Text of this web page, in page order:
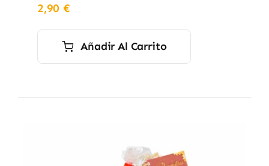
2,90€
Añadir Al Carrito